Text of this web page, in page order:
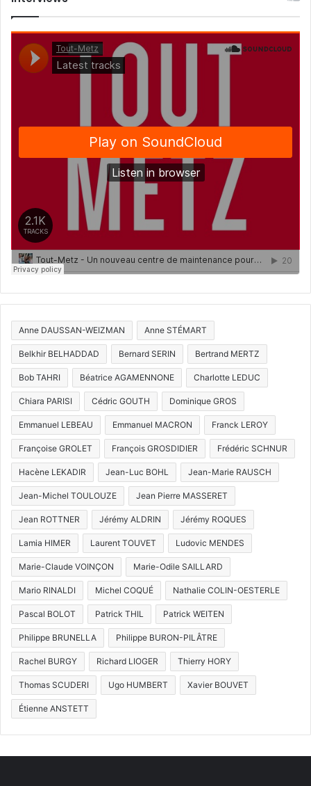
Anne DAUSSAN-WEIZMAN Anne STÉMART
Belkhir BELHADDAD Bernard SERIN Bertrand MERTZ
Bob TAHRI Béatrice AGAMENNONE Charlotte LEDUC
Chiara PARISI Cédric GOUTH Dominique GROS
Emmanuel LEBEAU Emmanuel MACRON Franck LEROY
Françoise GROLET François GROSDIDIER Frédéric SCHNUR
Hacène LEKADIR Jean-Luc BOHL Jean-Marie RAUSCH
Jean-Michel TOULOUZE Jean Pierre MASSERET
Jean ROTTNER Jérémy ALDRIN Jérémy ROQUES
Lamia HIMER Laurent TOUVET Ludovic MENDES
Marie-Claude VOINÇON Marie-Odile SAILLARD
Mario RINALDI Michel COQUÉ Nathalie COLIN-OESTERLE
Pascal BOLOT Patrick THIL Patrick WEITEN
Philippe BRUNELLA Philippe BURON-PILÂTRE
Rachel BURGY Richard LIOGER Thierry HORY
Thomas SCUDERI Ugo HUMBERT Xavier BOUVET
Étienne ANSTETT